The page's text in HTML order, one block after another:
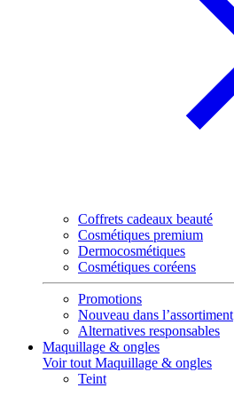
Coffrets cadeaux beauté
Cosmétiques premium
Dermocosmétiques
Cosmétiques coréens
Promotions
Nouveau dans l’assortiment
Alternatives responsables
Maquillage & ongles
Voir tout Maquillage & ongles
Teint